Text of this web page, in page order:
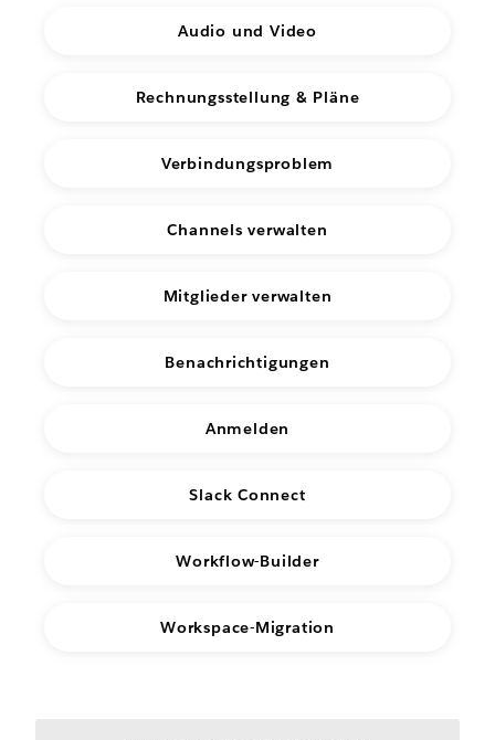
Audio und Video
Rechnungsstellung & Pläne
Verbindungsproblem
Channels verwalten
Mitglieder verwalten
Benachrichtigungen
Anmelden
Slack Connect
Workflow-Builder
Workspace-Migration